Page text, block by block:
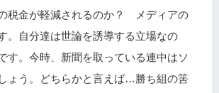
税金が軽減されるのか？ メディアの
。自分達は世論を誘導する立場なの
す。今時、新聞を取っている連中はソ
ょう。どちらかと言えば…勝ち組の筈